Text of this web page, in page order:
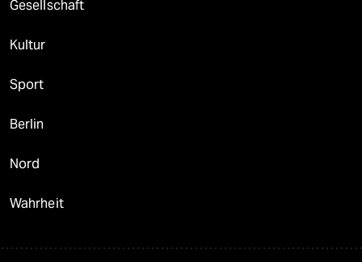
Gesellschaft
Kultur
Sport
Berlin
Nord
Wahrheit